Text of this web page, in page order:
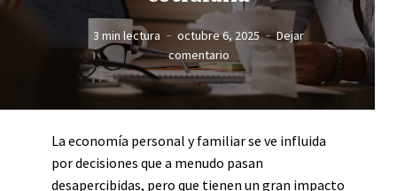
3 min lectura octubre 6, 2025
Dejar
comentario
La economía personal y familiar se ve influida
por decisiones que a menudo pasan
desapercibidas, pero que tienen un gran impacto